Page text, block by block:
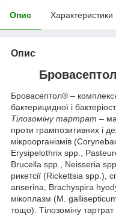
Опис Характеристики
Опис
Бровасептол® –
бактерицидної і
Тілозоміну тартрат –
проти грампозитивних і
мікроорганізмів
Erysipelothrix spp.,
Brucella spp., Neisseria
рикетсії (Rickettsia spp.),
anserina, Brachyspira
мікоплазм (M.
тощо). Тілозоміну